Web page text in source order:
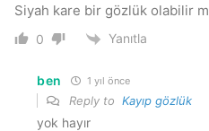
Siyah kare bir gözlük olabilir
0 Yanıtla
ben 1 yıl önce
Reply to Kayıp gözlük
yok hayır